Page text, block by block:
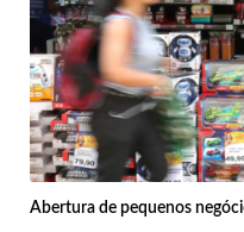
Abertura de pequenos